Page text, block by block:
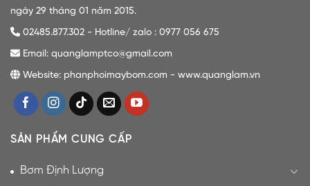
ngày 29 tháng 01 năm 2015.
02485.877.302 - Hotline/ zalo : 0977 056 675
Email: quanglamptco@gmail.com
Website: phanphoimaybom.com - www.quanglam.vn
SẢN PHẨM CUNG CẤP
Bơm Định Lượng